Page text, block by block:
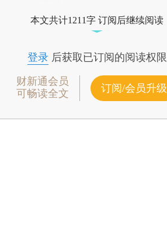
本文共计1211字 订阅后继续阅读
登录后获取已订阅的阅读权限
财新通会员
可畅读全文
订阅/会员升级